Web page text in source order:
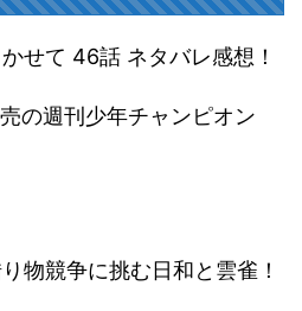
せて 46話 ネタバレ感想！
の週刊少年チャンピオン
物競争に挑む日和と雲雀！